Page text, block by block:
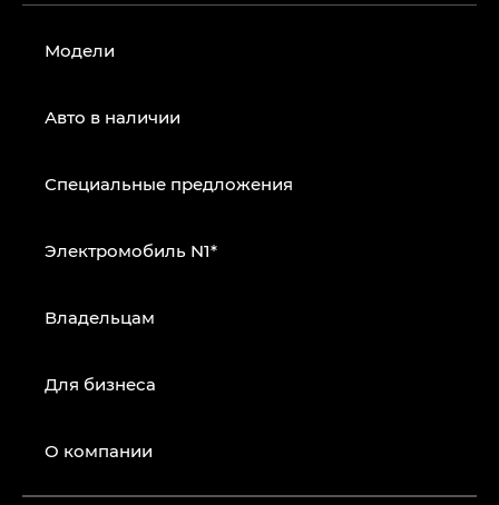
Модели
Авто в наличии
Специальные предложения
Электромобиль N1*
Владельцам
Для бизнеса
О компании